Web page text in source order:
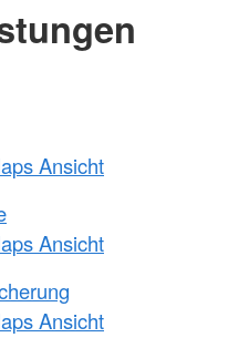
Ansicht
Ansicht
Ansicht